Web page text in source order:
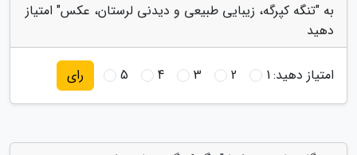
به "تنگه کپرگه، زیبایی طبیعی و دیدنی لرستان، عکس" امتیاز
دهید
امتیاز دهید:1
2
3
4
5 رای